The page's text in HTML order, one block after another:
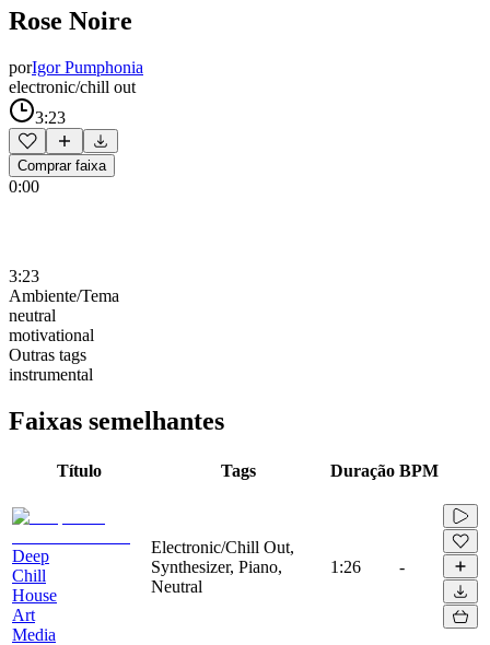
Rose Noire
porIgor Pumphonia
electronic/chill out
3:23
Comprar faixa
0:00
3:23
Ambiente/Tema
neutral
motivational
Outras tags
instrumental
Faixas semelhantes
Título Tags Duração BPM
Deep
Chill
House
Art
Media
Electronic/Chill Out,
Synthesizer, Piano,
Neutral
1:26 -